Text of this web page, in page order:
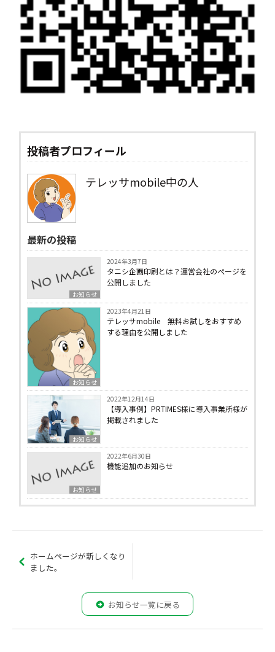
投稿者プロフィール
テレッサmobile中の人
最新の投稿
お知らせ
2024年3月7日
タニシ企画印刷とは？運営会社のぺージを
公開しました
お知らせ
2023年4月21日
テレッサmobile 無料お試しをおすすめ
する理由を公開しました
お知らせ
2022年12月14日
【導入事例】PRTIMES様に導入事業所様が
掲載されました
お知らせ
2022年6月30日
機能追加のお知らせ
ホームページが新しくなり
ました。
お知らせ一覧に戻る